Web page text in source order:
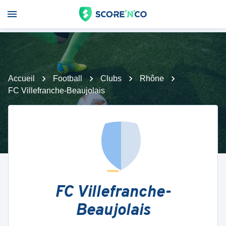
Accueil Football Clubs
Rhône
FC Villefranche-Beaujolais
FC Villefranche-
Beaujolais